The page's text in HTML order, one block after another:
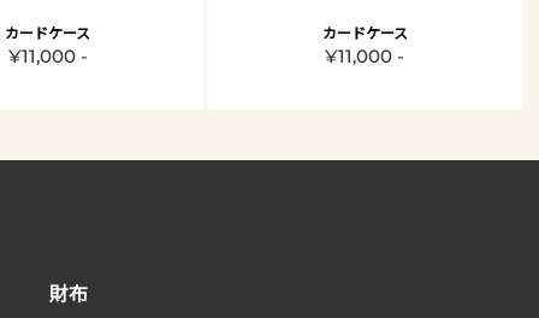
カードケース
¥11,000 -
カードケース
¥11,000 -
財布